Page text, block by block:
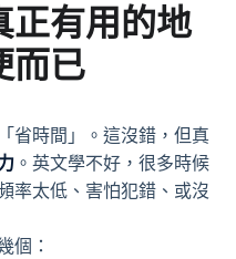
正有用的地
而已
省時間」。這沒錯，但真
。英文學不好，很多時候
率太低、害怕犯錯、或沒
個：